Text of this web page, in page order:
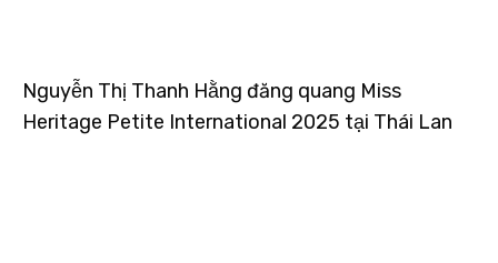
Nguyễn Thị Thanh Hằng đăng quang Miss
Heritage Petite International 2025 tại Thái Lan